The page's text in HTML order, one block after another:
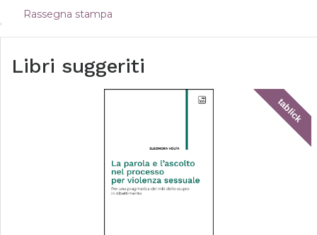
Rassegna stampa
Libri suggeriti
tablick